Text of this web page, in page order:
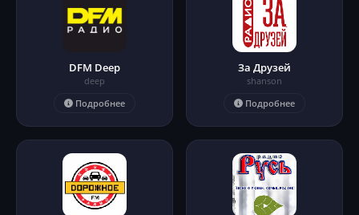
DFM Deep
deep
Подробнее
За Друзей
shanson
Подробнее